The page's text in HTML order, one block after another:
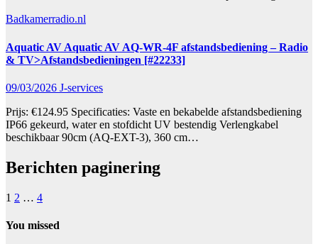
Badkamerradio.nl
Aquatic AV Aquatic AV AQ-WR-4F afstandsbediening – Radio
& TV>Afstandsbedieningen [#22233]
09/03/2026 J-services
Prijs: €124.95 Specificaties: Vaste en bekabelde afstandsbediening
IP66 gekeurd, water en stofdicht UV bestendig Verlengkabel
beschikbaar 90cm (AQ-EXT-3), 360 cm…
Berichten paginering
1 2 … 4
You missed